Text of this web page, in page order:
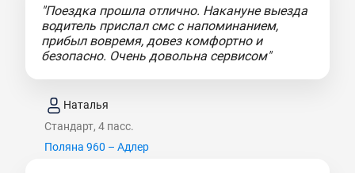
"Поездка прошла отлично. Накануне выезда
водитель прислал смс с напоминанием,
прибыл вовремя, довез комфортно и
безопасно. Очень довольна сервисом"
Наталья
Стандарт, 4 пасс.
Поляна 960 – Адлер